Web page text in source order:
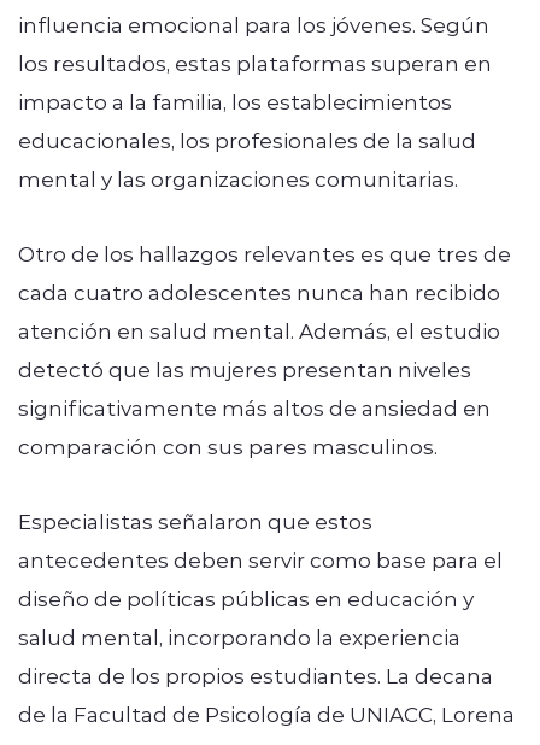
influencia emocional para los jóvenes. Según
los resultados, estas plataformas superan en
impacto a la familia, los establecimientos
educacionales, los profesionales de la salud
mental y las organizaciones comunitarias.
Otro de los hallazgos relevantes es que tres de
cada cuatro adolescentes nunca han recibido
atención en salud mental. Además, el estudio
detectó que las mujeres presentan niveles
significativamente más altos de ansiedad en
comparación con sus pares masculinos.
Especialistas señalaron que estos
antecedentes deben servir como base para el
diseño de políticas públicas en educación y
salud mental, incorporando la experiencia
directa de los propios estudiantes. La decana
de la Facultad de Psicología de UNIACC, Lorena